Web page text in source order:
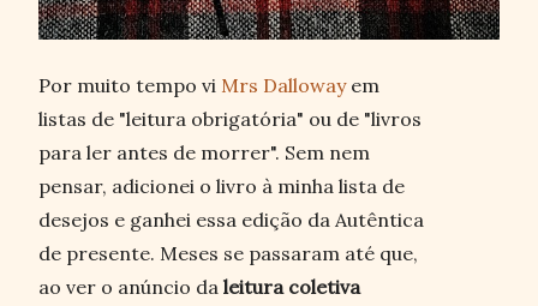
Por muito tempo vi Mrs Dallowayem
listas de "leitura obrigatória" ou de "livros
para ler antes de morrer". Sem nem
pensar, adicionei o livro à minha lista de
desejos e ganhei essa edição da Autêntica
de presente. Meses se passaram até que,
ao ver o anúncio da leitura coletiva